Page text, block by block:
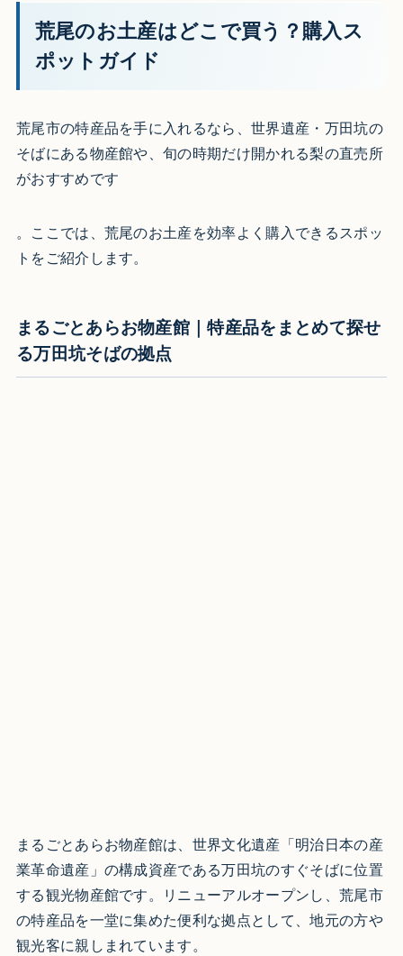
荒尾のお土産はどこで買う？購入ス
ポットガイド
荒尾市の特産品を手に入れるなら、世界遺産・万田坑の
そばにある物産館や、旬の時期だけ開かれる梨の直売所
がおすすめです
。ここでは、荒尾のお土産を効率よく購入できるスポッ
トをご紹介します。
まるごとあらお物産館｜特産品をまとめて探せ
る万田坑そばの拠点
まるごとあらお物産館は、世界文化遺産「明治日本の産
業革命遺産」の構成資産である万田坑のすぐそばに位置
する観光物産館です。リニューアルオープンし、荒尾市
の特産品を一堂に集めた便利な拠点として、地元の方や
観光客に親しまれています。